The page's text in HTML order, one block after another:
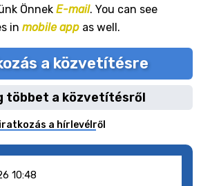
Önnek E-mail. You can see
in mobile app as well.
a közvetítésre
többet a közvetítésről
a hírlevélről
10:48